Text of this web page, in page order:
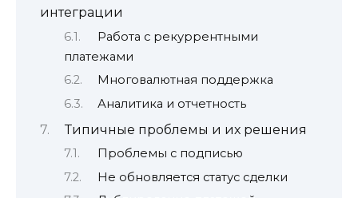
интеграции
Работа с рекуррентными
платежами
Многовалютная поддержка
Аналитика и отчетность
Типичные проблемы и их решения
Проблемы с подписью
Не обновляется статус сделки